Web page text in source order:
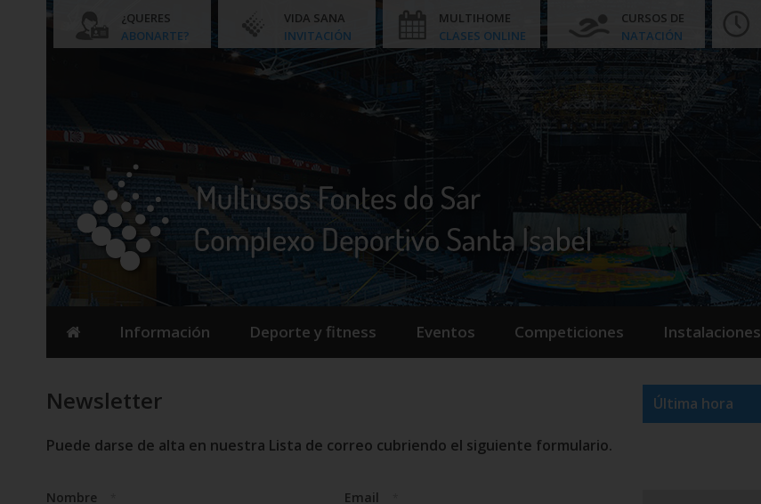
¿QUERES
ABONARTE?
VIDA SANA
INVITACIÓN
MULTIHOME
CLASES ONLINE
CURSOS DE
NATACIÓN
Información Deporte y fitness Eventos Competiciones Instalaciones
Newsletter
Puede darse de alta en nuestra Lista de correo cubriendo el siguiente formulario.
Nombre Email
Última hora